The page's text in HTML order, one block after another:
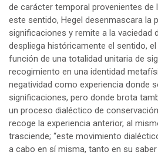
de carácter temporal provenientes de
este sentido, Hegel desenmascara la
significaciones y remite a la vaciedad
despliega históricamente el sentido,
función de una totalidad unitaria de
recogimiento en una identidad
negatividad como experiencia donde
significaciones, pero donde brota
un proceso dialéctico de
recoge la experiencia anterior, al
trasciende; “este movimiento
a cabo en sí misma, tanto en su